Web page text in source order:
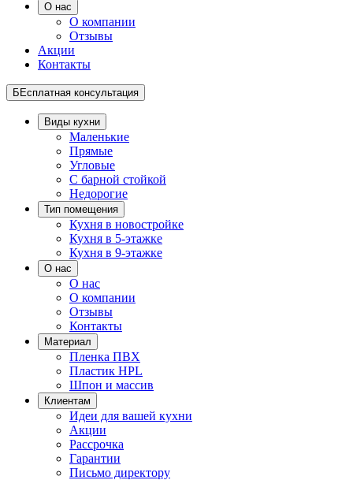
О нас
О компании
Отзывы
Акции
Контакты
БЕсплатная консультация
Виды кухни
Маленькие
Прямые
Угловые
С барной стойкой
Недорогие
Тип помещения
Кухня в новостройке
Кухня в 5-этажке
Кухня в 9-этажке
О нас
О нас
О компании
Отзывы
Контакты
Материал
Пленка ПВХ
Пластик HPL
Шпон и массив
Клиентам
Идеи для вашей кухни
Акции
Рассрочка
Гарантии
Письмо директору